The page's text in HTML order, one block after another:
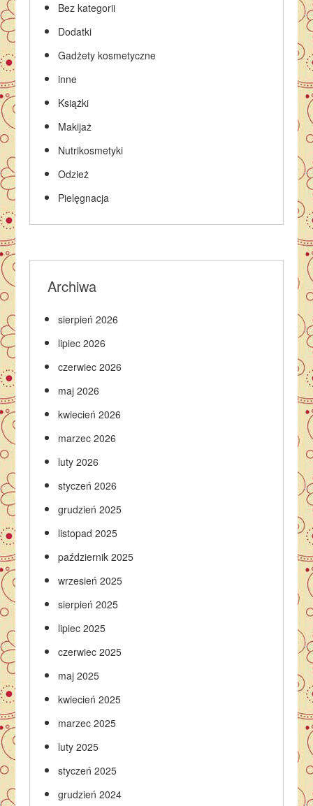
Bez kategorii
Dodatki
Gadżety kosmetyczne
inne
Książki
Makijaż
Nutrikosmetyki
Odzież
Pielęgnacja
Archiwa
sierpień 2026
lipiec 2026
czerwiec 2026
maj 2026
kwiecień 2026
marzec 2026
luty 2026
styczeń 2026
grudzień 2025
listopad 2025
październik 2025
wrzesień 2025
sierpień 2025
lipiec 2025
czerwiec 2025
maj 2025
kwiecień 2025
marzec 2025
luty 2025
styczeń 2025
grudzień 2024